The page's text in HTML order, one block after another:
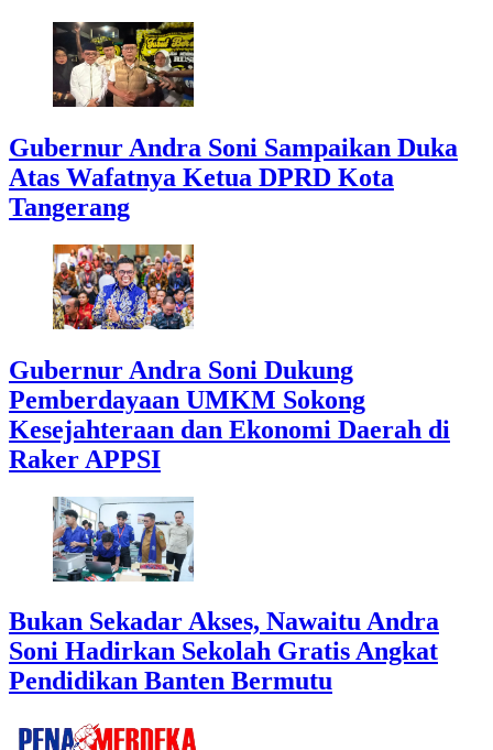
Gubernur Andra Soni Sampaikan Duka
Atas Wafatnya Ketua DPRD Kota
Tangerang
Gubernur Andra Soni Dukung
Pemberdayaan UMKM Sokong
Kesejahteraan dan Ekonomi Daerah di
Raker APPSI
Bukan Sekadar Akses, Nawaitu Andra
Soni Hadirkan Sekolah Gratis Angkat
Pendidikan Banten Bermutu